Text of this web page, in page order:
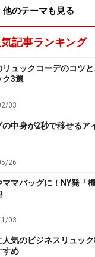
他のテーマも見る
気記事ランキング
リュックコーデのコツ
ク3選
03
中身が2秒で移せるア
26
ママバッグに！NY発「
03
人気のビジネスリュッ
すめ